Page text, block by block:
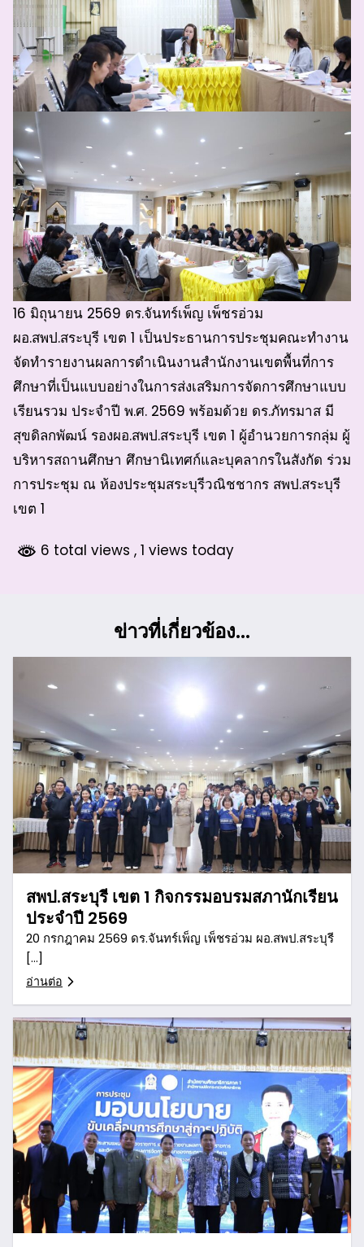
16 มิถุนายน 2569 ดร.จันทร์เพ็ญ เพ็ชรอ่วม
ผอ.สพป.สระบุรี เขต 1 เป็นประธานการประชุมคณะทำงาน
จัดทำรายงานผลการดำเนินงานสำนักงานเขตพื้นที่การ
ศึกษาที่เป็นแบบอย่างในการส่งเสริมการจัดการศึกษาแบบ
เรียนรวม ประจำปี พ.ศ. 2569 พร้อมด้วย ดร.ภัทรมาส มี
สุขดิลกพัฒน์ รองผอ.สพป.สระบุรี เขต 1 ผู้อำนวยการกลุ่ม ผู้
บริหารสถานศึกษา ศึกษานิเทศก์และบุคลากรในสังกัด ร่วม
การประชุม ณ ห้องประชุมสระบุรีวณิชชากร สพป.สระบุรี
เขต 1
6 total views , 1 views today
ข่าวที่เกี่ยวข้อง...
สพป.สระบุรี เขต 1 กิจกรรมอบรมสภานักเรียน
ประจำปี 2569
20 กรกฎาคม 2569 ดร.จันทร์เพ็ญ เพ็ชรอ่วม ผอ.สพป.สระบุรี
[…]
อ่านต่อ